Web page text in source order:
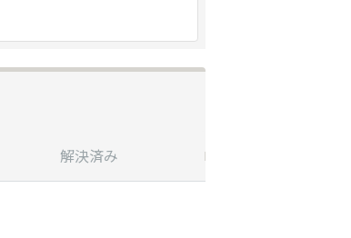
解決済み